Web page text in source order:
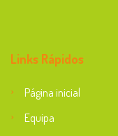
Links Rápidos
Página inicial
Equipa